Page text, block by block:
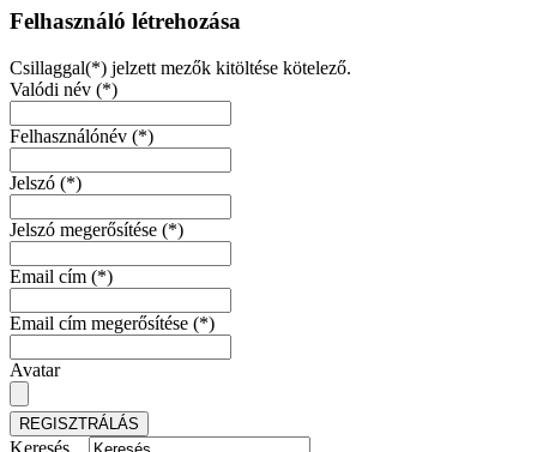
Felhasználó létrehozása
Csillaggal(*) jelzett mezők kitöltése kötelező.
Valódi név (*)
Felhasználónév (*)
Jelszó (*)
Jelszó megerősítése (*)
Email cím (*)
Email cím megerősítése (*)
Avatar
REGISZTRÁLÁS
Keresés...